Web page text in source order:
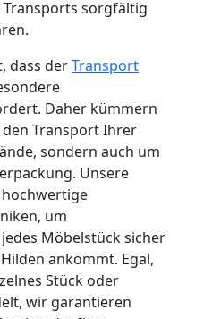
sorgfältig
dass derTransport
Daher kümmern
Transport Ihrer
sondern auch um
Unsere
um
Möbelstück sicher
ankommt. Egal,
Stück oder
wir garantieren